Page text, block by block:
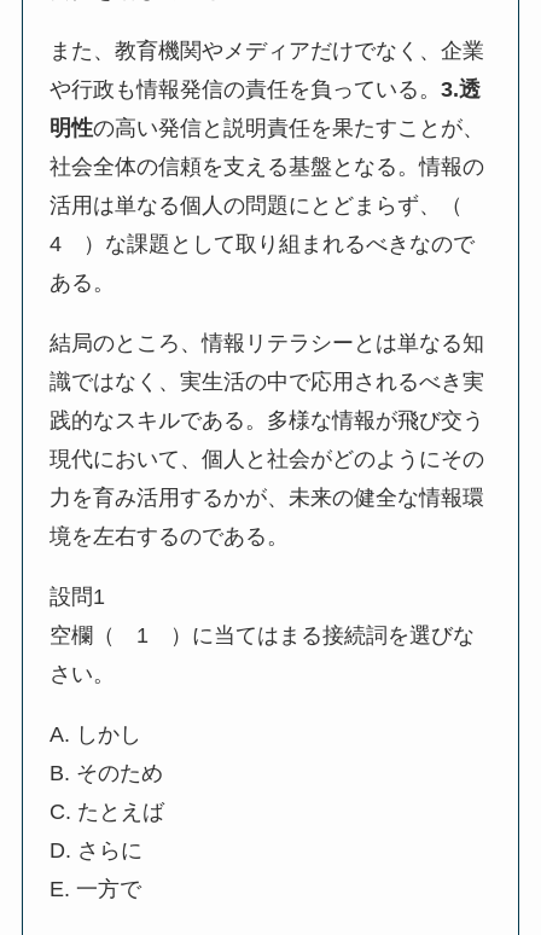
また、教育機関やメディアだけでなく、企業
や行政も情報発信の責任を負っている。3.透
明性の高い発信と説明責任を果たすことが、
社会全体の信頼を支える基盤となる。情報の
活用は単なる個人の問題にとどまらず、（
4 ）な課題として取り組まれるべきなので
ある。
結局のところ、情報リテラシーとは単なる知
識ではなく、実生活の中で応用されるべき実
践的なスキルである。多様な情報が飛び交う
現代において、個人と社会がどのようにその
力を育み活用するかが、未来の健全な情報環
境を左右するのである。
設問1
空欄（ 1 ）に当てはまる接続詞を選びな
さい。
A. しかし
B. そのため
C. たとえば
D. さらに
E. 一方で